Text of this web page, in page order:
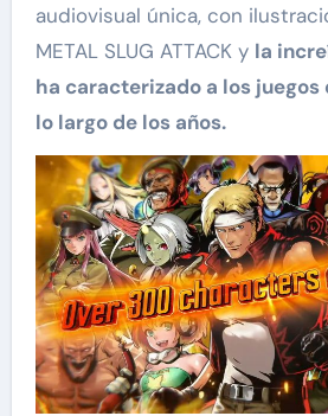
audiovisual única, con
METAL SLUG ATTACK y la
ha caracterizado a los juegos
lo largo de los años.